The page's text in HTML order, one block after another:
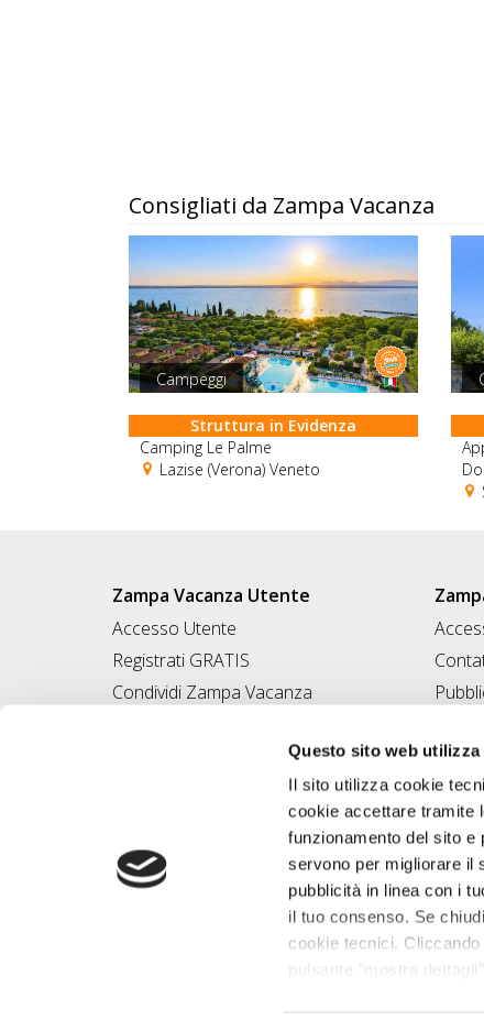
Questo sito web utilizza
Il sito utilizza cookie
cookie accettare tramite
funzionamento del sito
servono per migliorare il
pubblicità in linea con i
il tuo consenso. Se
cookie tecnici.
pulsante “mostra
Consigliati da Zampa Vacanza
Campeggi
Struttura in Evidenza
Camping Le Palme
Lazise (Verona) Veneto
Zampa Vacanza Utente
Accesso Utente
Registrati GRATIS
Condividi Zampa Vacanza